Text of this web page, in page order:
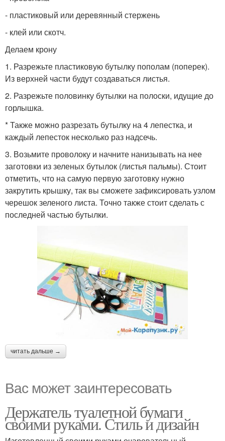
- пластиковый или деревянный стержень
- клей или скотч.
Делаем крону
1. Разрежьте пластиковую бутылку пополам (поперек).
Из верхней части будут создаваться листья.
2. Разрежьте половинку бутылки на полоски, идущие до
горлышка.
* Также можно разрезать бутылку на 4 лепестка, и
каждый лепесток несколько раз надсечь.
3. Возьмите проволоку и начните нанизывать на нее
заготовки из зеленых бутылок (листья пальмы). Стоит
отметить, что на самую первую заготовку нужно
закрутить крышку, так вы сможете зафиксировать узлом
черешок зеленого листа. Точно также стоит сделать с
последней частью бутылки.
читать дальше →
Вас может заинтересовать
Держатель туалетной бумаги
своими руками. Стиль и дизайн